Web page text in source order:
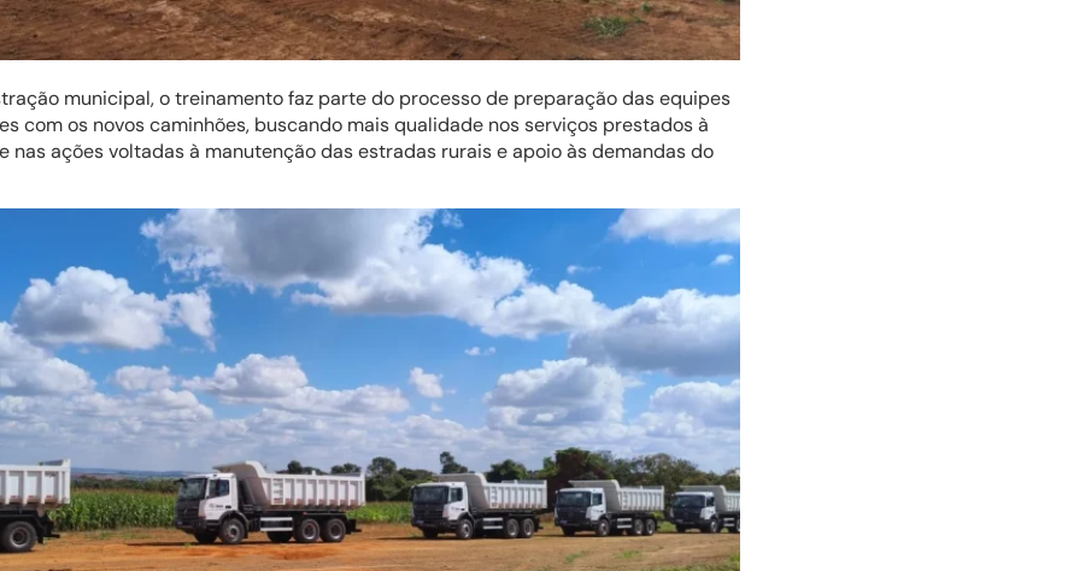
municipal, o treinamento faz parte do processo de preparação das equipes
com os novos caminhões, buscando mais qualidade nos serviços prestados à
nas ações voltadas à manutenção das estradas rurais e apoio às demandas do